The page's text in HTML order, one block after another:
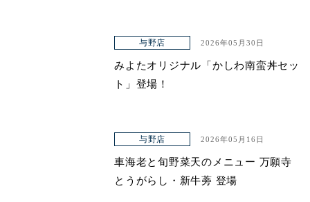
与野店 2026年05月30日
みよたオリジナル「かしわ南蛮丼セッ
ト」登場！
与野店 2026年05月16日
車海老と旬野菜天のメニュー 万願寺
とうがらし・新牛蒡 登場